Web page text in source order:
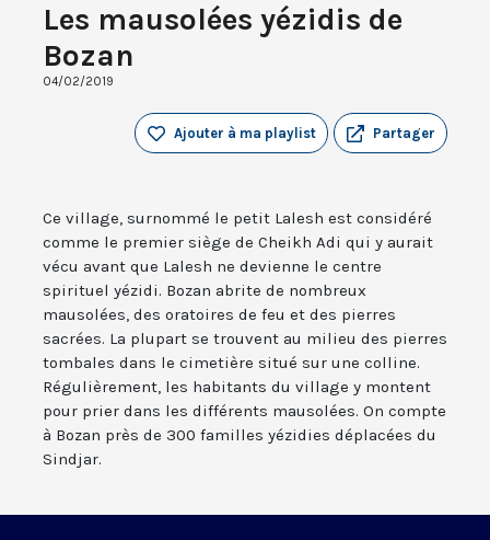
Les mausolées yézidis de
Bozan
04/02/2019
Partager
Ajouter à ma playlist
Ce village, surnommé le petit Lalesh est considéré
comme le premier siège de Cheikh Adi qui y aurait
vécu avant que Lalesh ne devienne le centre
spirituel yézidi. Bozan abrite de nombreux
mausolées, des oratoires de feu et des pierres
sacrées. La plupart se trouvent au milieu des pierres
tombales dans le cimetière situé sur une colline.
Régulièrement, les habitants du village y montent
pour prier dans les différents mausolées. On compte
à Bozan près de 300 familles yézidies déplacées du
Sindjar.